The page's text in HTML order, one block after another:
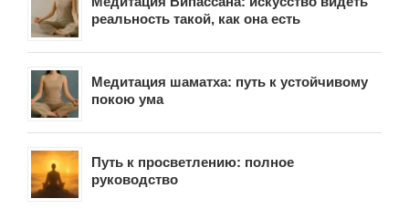
реальность такой, как она есть
Медитация шаматха: путь к устойчивому
покою ума
Путь к просветлению: полное
руководство